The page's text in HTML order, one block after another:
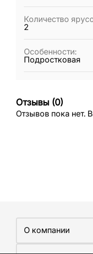
Количество
2
Особенности:
Подростковая
Отзывы (0)
Отзывов пока нет.
О компании